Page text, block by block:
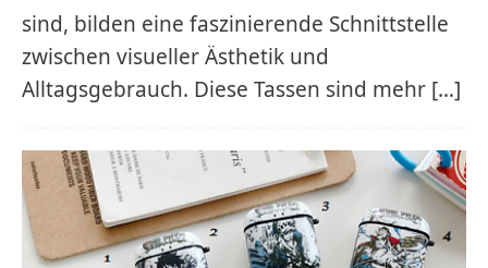
sind, bilden eine faszinierende Schnittstelle
zwischen visueller Ästhetik und
Alltagsgebrauch. Diese Tassen sind mehr […]